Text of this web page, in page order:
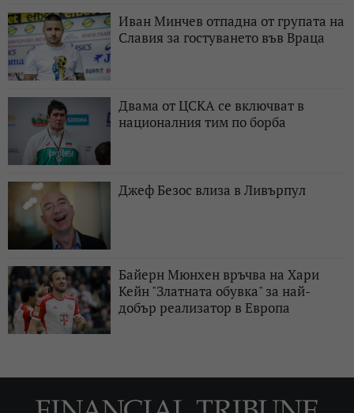
Иван Минчев отпадна от групата на
Славия за гостуването във Враца
Двама от ЦСКА се включват в
националния тим по борба
Джеф Безос влиза в Ливърпул
Байерн Мюнхен връчва на Хари
Кейн "Златната обувка" за най-
добър реализатор в Европа